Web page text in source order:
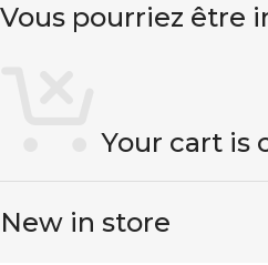
Vous pourriez être
Your cart is
New in store